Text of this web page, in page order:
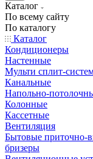
Каталог
По всему сайту
По каталогу
Каталог
Кондиционеры
Настенные
Мульти сплит-
Канальные
Напольно-
Колонные
Кассетные
Вентиляция
Бытовые приточно-
бризеры